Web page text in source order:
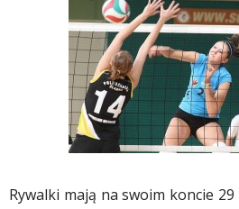
Rywalki mają na swoim koncie